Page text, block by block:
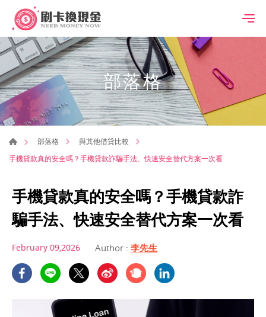
部落格
部落格
與其他借貸比較
手機貸款真的安全嗎？手機貸款詐騙手法、快速安全替代方案一次看
手機貸款真的安全嗎？手機貸款詐
騙手法、快速安全替代方案一次看
February 09,2026 Author : 李先生